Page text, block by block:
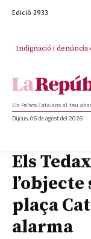
Edició 2933
Indignació i denúncia
Els Països Catalans al teu
Dijous, 06 de agost del 2026
Els
plaça
alarma